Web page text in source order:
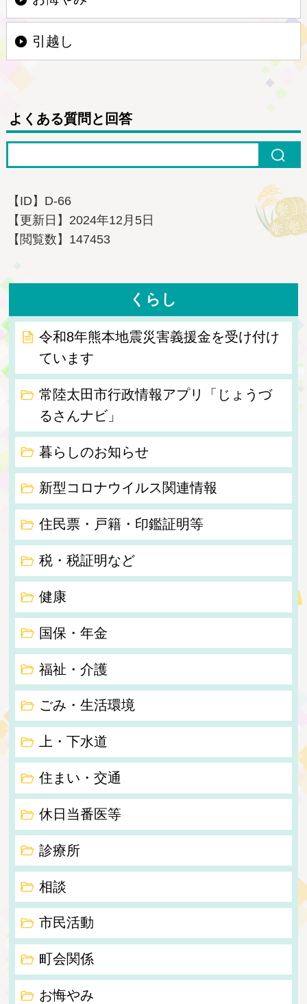
引越し
よくある質問と回答
【ID】 D-66
【更新日】 2024年12月5日
【閲覧数】 147453
くらし
令和8年熊本地震災害義援金を受け付け
ています
常陸太田市行政情報アプリ「じょうづ
るさんナビ」
暮らしのお知らせ
新型コロナウイルス関連情報
住民票・戸籍・印鑑証明等
税・税証明など
健康
国保・年金
福祉・介護
ごみ・生活環境
上・下水道
住まい・交通
休日当番医等
診療所
相談
市民活動
町会関係
お悔やみ